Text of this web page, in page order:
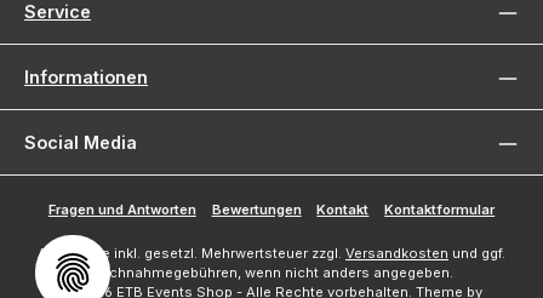
Service
Informationen
Social Media
Fragen und Antworten Bewertungen Kontakt Kontaktformular
Alle Preise inkl. gesetzl. Mehrwertsteuer zzgl. Versandkosten und ggf.
Nachnahmegebühren, wenn nicht anders angegeben.
© 2026 ETB Events Shop - Alle Rechte vorbehalten. Theme by